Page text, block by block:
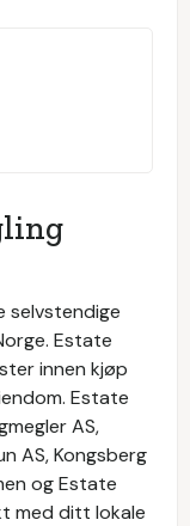
selvstendige
Estate
innen kjøp
Estate
AS,
AS, Kongsberg
og Estate
med ditt lokale